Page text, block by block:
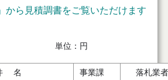
から見積調書をご覧いただけます
：円
事業課 落札業者